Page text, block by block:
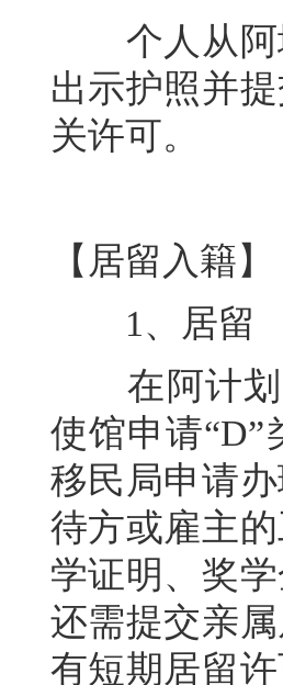
个人从阿
出示护照并
关许可。
【居留入籍】
1、居留
在阿计划
使馆申请
移民局申请
待方或雇主
学证明、奖
还需提交亲
有短期居留